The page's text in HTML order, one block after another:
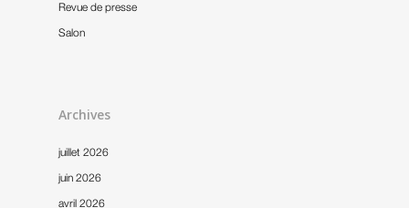
Revue de presse
Salon
Archives
juillet 2026
juin 2026
avril 2026